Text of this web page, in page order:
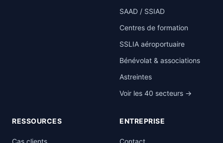
SAAD / SSIAD
Centres de formation
SSLIA aéroportuaire
Bénévolat & associations
Astreintes
Voir les 40 secteurs →
RESSOURCES ENTREPRISE